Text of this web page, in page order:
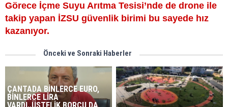
Görece İçme Suyu Arıtma Tesisi’nde de drone ile
takip yapan İZSU güvenlik birimi bu sayede hız
kazanıyor.
Önceki ve Sonraki Haberler
ÇANTADA BİNLERCE EURO,
BİNLERCE LİRA